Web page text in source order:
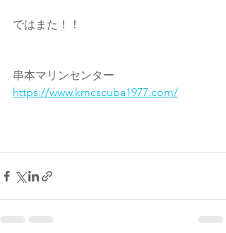
ではまた！！
串本マリンセンター
https://www.kmcscuba1977.com/